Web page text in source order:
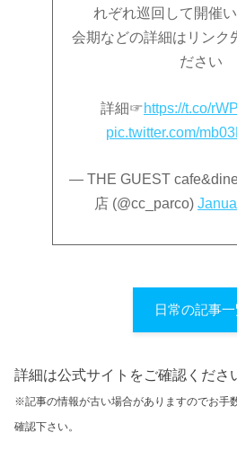
れぞれ巡回して開催い
会期などの詳細はリンク
ださい
詳細☞https://t.co/
pic.twitter.com/
— THE GUEST
店 (@cc_parco)
日常の記事
詳細は公式サイトをご確認くださ
※記事の情報が古い場合がありますのでお手
確認下さい。